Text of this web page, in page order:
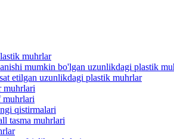
muhrlar
mumkin bo'lgan uzunlikdagi plastik
etilgan uzunlikdagi plastik muhrlar
muhrlari
muhrlari
qistirmalari
tasma muhrlari